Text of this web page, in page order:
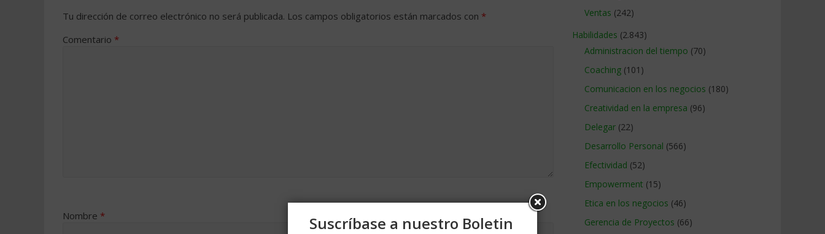
Tu dirección de correo electrónico no será publicada. Los campos obligatorios están marcados con *
Comentario *
Nombre *
Ventas (242)
Habilidades (2.843)
Administracion del tiempo (70)
Coaching (101)
Comunicacion en los negocios (180)
Creatividad en la empresa (96)
Delegar (22)
Desarrollo Personal (566)
Efectividad (52)
Empowerment (15)
Etica en los negocios (46)
Gerencia de Proyectos (66)
Suscríbase a nuestro Boletin